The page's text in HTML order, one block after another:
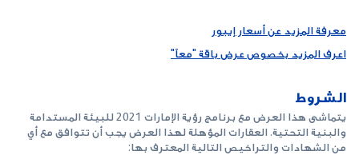
معرفة المزيد عن أسعار إيبور
اعرف المزيد بخصوص عرض باقة "معاً"
الشروط
يتماشى هذا العرض مع برنامج رؤية الإمارات 2021 للبيئة المستدامة
والبنية التحتية. العقارات المؤهلة لهذا العرض يجب أن تتوافق مع أي
من الشهادات والتراخيص التالية المعترف بها: